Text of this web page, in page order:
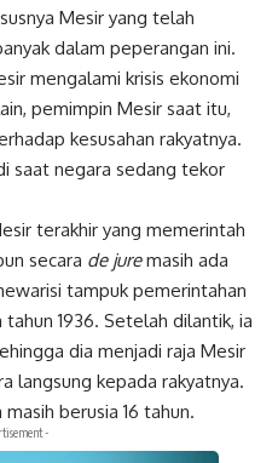
Mesir yang telah
dalam peperangan ini.
mengalami krisis ekonomi
pemimpin Mesir saat itu,
kesusahan rakyatnya.
saat negara sedang tekor
terakhir yang memerintah
secara de juremasih ada
tampuk pemerintahan
tahun 1936. Setelah dilantik, ia
dia menjadi raja Mesir
langsung kepada rakyatnya.
berusia 16 tahun.
-